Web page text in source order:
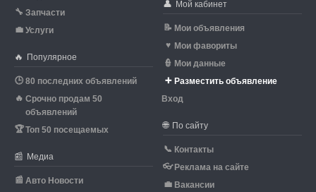
🔧 Запчасти
💼 Услуги
🔥 Популярное
🕒 80 последних объявлений
🔥 Срочно продам 50
объявлений
🏆Топ 50 посещаемых
📰 Медиа
📰 Авто Новости
👤 Мой кабинет
📝 Мои объявления
♥ Мои фавориты
👮 Мои данные
➕ Разместить объявление
Вход
🌐 По сайту
📞 Контакты
👓 Реклама на сайте
💼 Вакансии